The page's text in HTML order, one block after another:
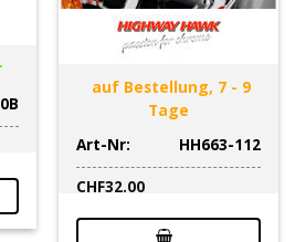
auf Bestellung, 7 - 9
Tage
Art-Nr:
HH663-112
CHF32.00